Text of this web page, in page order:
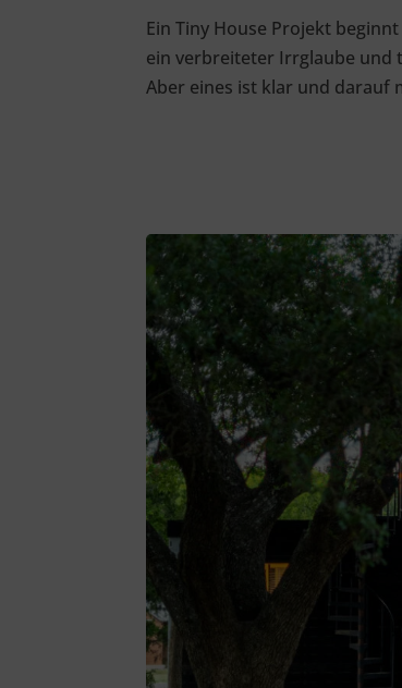
Ein Tiny House Projekt
ein verbreiteter Irrglaube und
Aber eines ist klar und darauf